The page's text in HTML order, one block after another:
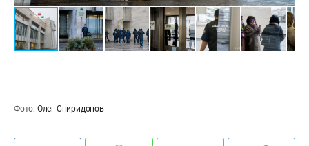
Фото: Олег Спиридонов